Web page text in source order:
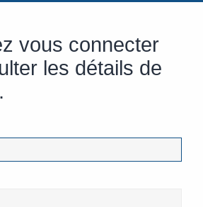
vous connecter
les détails de